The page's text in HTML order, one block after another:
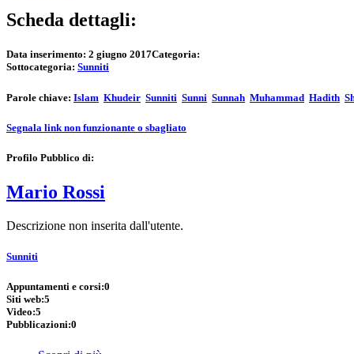
Scheda dettagli:
Data inserimento: 2 giugno 2017Categoria:
Sottocategoria: Sunniti
Parole chiave: Islam Khudeir Sunniti Sunni Sunnah Muhammad Hadith
Segnala link non funzionante o sbagliato
Profilo Pubblico di:
Mario Rossi
Descrizione non inserita dall'utente.
Sunniti
Appuntamenti e corsi:0
Siti web:5
Video:5
Pubblicazioni:0